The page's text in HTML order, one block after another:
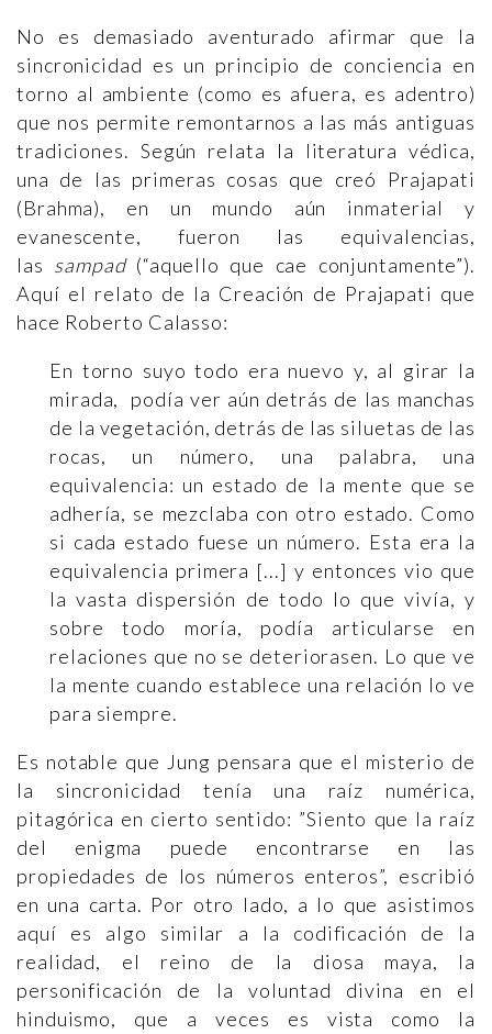
No es demasiado aventurado afirmar que la
sincronicidad es un principio de conciencia en
torno al ambiente (como es afuera, es adentro)
que nos permite remontarnos a las más antiguas
tradiciones. Según relata la literatura védica,
una de las primeras cosas que creó Prajapati
(Brahma), en un mundo aún inmaterial y
evanescente, fueron las equivalencias,
las sampad(“aquello que cae conjuntamente”).
Aquí el relato de la Creación de Prajapati que
hace Roberto Calasso:
En torno suyo todo era nuevo y, al girar la
mirada, podía ver aún detrás de las manchas
de la vegetación, detrás de las siluetas de las
rocas, un número, una palabra, una
equivalencia: un estado de la mente que se
adhería, se mezclaba con otro estado. Como
si cada estado fuese un número. Esta era la
equivalencia primera [...] y entonces vio que
la vasta dispersión de todo lo que vivía, y
sobre todo moría, podía articularse en
relaciones que no se deteriorasen. Lo que ve
la mente cuando establece una relación lo ve
para siempre.
Es notable que Jung pensara que el misterio de
la sincronicidad tenía una raíz numérica,
pitagórica en cierto sentido: ”Siento que la raíz
del enigma puede encontrarse en las
propiedades de los números enteros”, escribió
en una carta. Por otro lado, a lo que asistimos
aquí es algo similar a la codificación de la
realidad, el reino de la diosa maya, la
personificación de la voluntad divina en el
hinduismo, que a veces es vista como la